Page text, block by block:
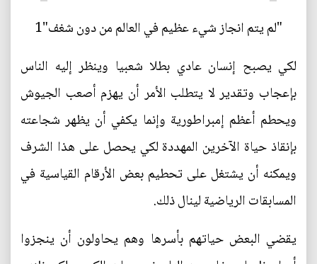
"لم يتم انجاز شيء عظيم في العالم من دون شغف"1
لكي يصبح إنسان عادي بطلا شعبيا وينظر إليه الناس
بإعجاب وتقدير لا يتطلب الأمر أن يهزم أصعب الجيوش
ويحطم أعظم إمبراطورية وإنما يكفي أن يظهر شجاعته
بإنقاذ حياة الآخرين المهددة لكي يحصل على هذا الشرف
ويمكنه أن يشتغل على تحطيم بعض الأرقام القياسية في
المسابقات الرياضية لينال ذلك.
يقضي البعض حياتهم بأسرها وهم يحاولون أن ينجزوا